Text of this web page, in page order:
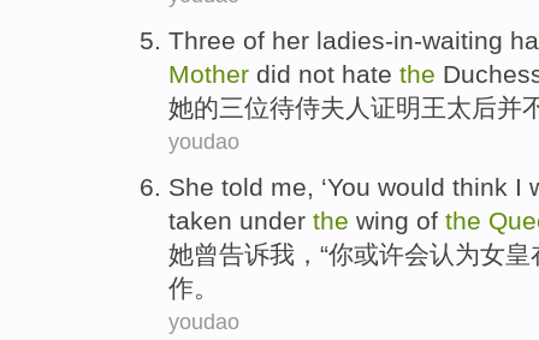
Three of her ladies-in-waiting
Mother did not hate the
她的三位待侍夫人 证明王太后并
youdao
She told me, ‘You would think I
taken under the wing of the
她曾告诉我 ，“你或许会认为女皇
作。
youdao